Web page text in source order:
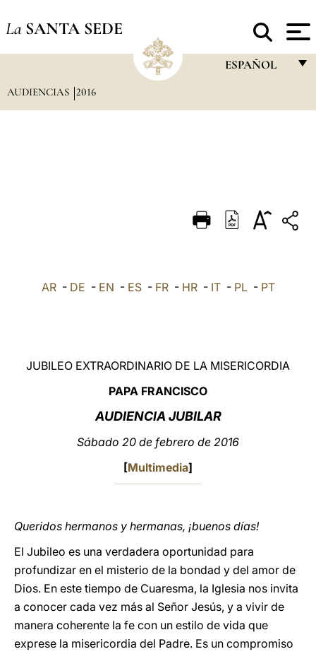
La SANTA SEDE
ESPAÑOL
DEUTSCH
العربيّة
AUDIENCIAS 2016
AR- DE - EN - ES- FR- HR- IT- PL- PT
JUBILEO EXTRAORDINARIO DE LA MISERICORDIA
PAPA FRANCISCO
AUDIENCIA JUBILAR
Sábado 20 de febrero de 2016
[Multimedia]
Queridos hermanos y hermanas, ¡buenos días!
El Jubileo es una verdadera oportunidad para
profundizar en el misterio de la bondad y del amor de
Dios. En este tiempo de Cuaresma, la Iglesia nos invita
a conocer cada vez más al Señor Jesús, y a vivir de
manera coherente la fe con un estilo de vida que
exprese la misericordia del Padre. Es un compromiso